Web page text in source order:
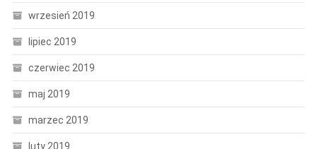
wrzesień 2019
lipiec 2019
czerwiec 2019
maj 2019
marzec 2019
luty 2019